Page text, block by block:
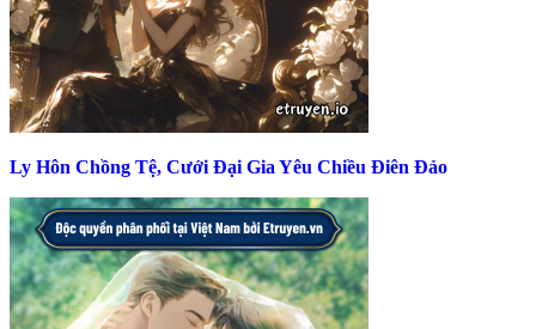
Ly Hôn Chồng Tệ, Cưới Đại Gia Yêu Chiều Điên Đảo